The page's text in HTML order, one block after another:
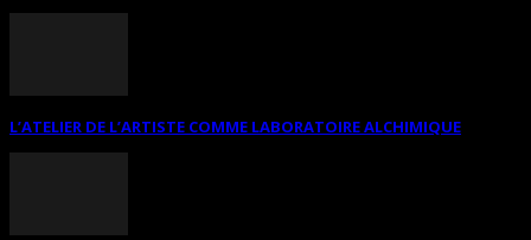
L’ATELIER DE L’ARTISTE COMME LABORATOIRE ALCHIMIQUE